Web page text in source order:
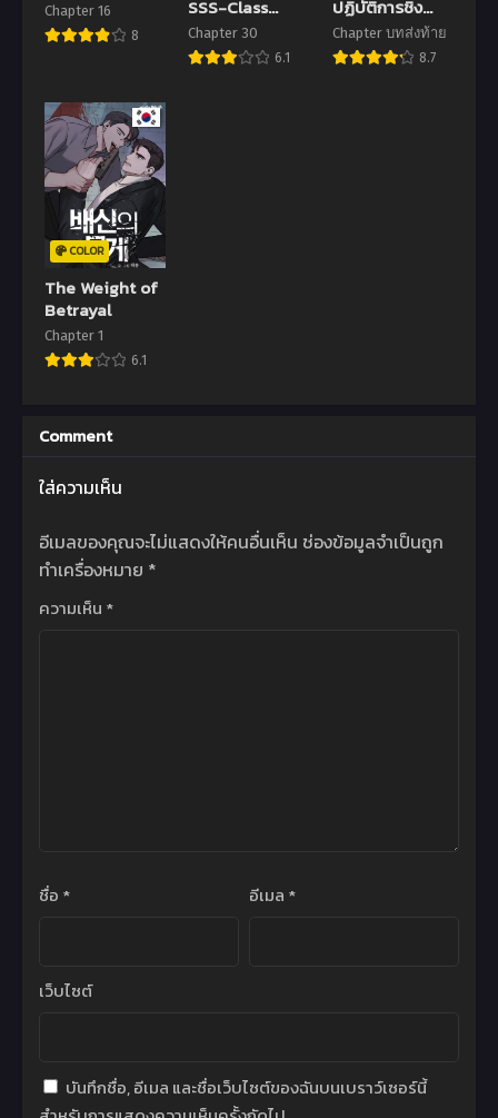
Chapter 16
8
SSS-Class
Ranker
Chapter 30
6.1
ปฏิบัติการชิง
หัวใจ
Chapter บทส่งท้าย
8.7
COLOR
The Weight of
Betrayal
Chapter 1
6.1
Comment
ใส่ความเห็น
อีเมลของคุณจะไม่แสดงให้คนอื่นเห็น ช่องข้อมูลจำเป็นถูก
ทำเครื่องหมาย *
ความเห็น *
ชื่อ * อีเมล *
เว็บไซต์
บันทึกชื่อ, อีเมล และชื่อเว็บไซต์ของฉันบนเบราว์เซอร์นี้